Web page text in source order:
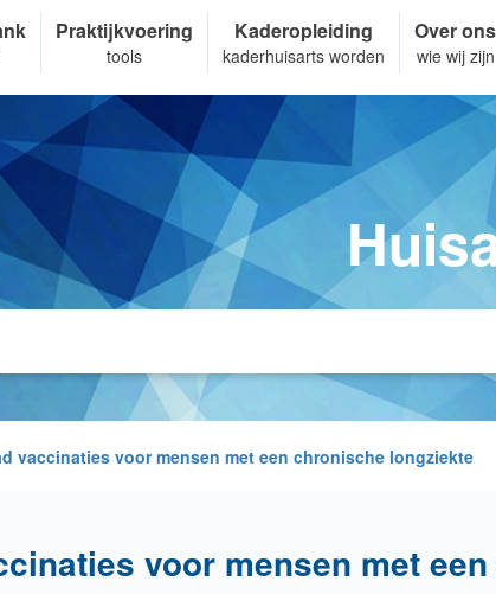
Praktijkvoering
tools
Kaderopleiding
kaderhuisarts worden
Over ons
wie wij zijn
vaccinaties voor mensen met een chronische longziekte
voor mensen met